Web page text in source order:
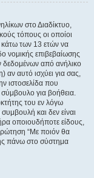
στο Διαδίκτυο,
τόπους οι οποίοι
των 13 ετών να
νομικής επιβεβαίωσης
δεδομένων από ανήλικο
αν αυτό ισχύει για σας,
ιστοσελίδα που
σύμβουλο για βοήθεια.
του εν λόγω
και δεν είναι
οποιουδήποτε είδους,
“Με ποιόν θα
πάνω στο σύστημα